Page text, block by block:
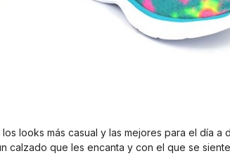
los looks más casual y las mejores para el día
calzado que les encanta y con el que se